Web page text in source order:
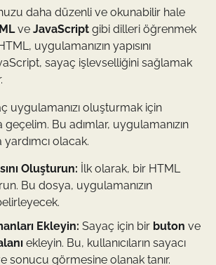
daha düzenli ve okunabilir hale
ve JavaScript gibi dilleri öğrenmek
uygulamanızın yapısını
sayaç işlevselliğini sağlamak
uygulamanızı oluşturmak için
Bu adımlar, uygulamanızın
olacak.
Oluşturun: İlk olarak, bir HTML
Bu dosya, uygulamanızın
Ekleyin: Sayaç için bir buton ve
ekleyin. Bu, kullanıcıların sayacı
sonucu görmesine olanak tanır.